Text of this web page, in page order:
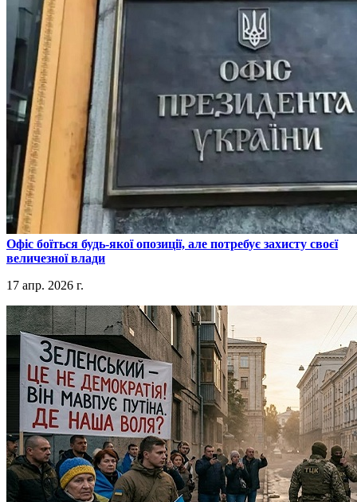
​Офіс боїться будь-якої опозиції, але потребує захисту своєї
величезної влади
17 апр. 2026 г.